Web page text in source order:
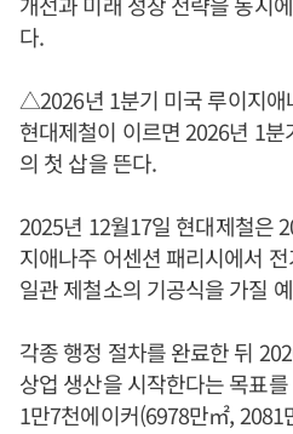
다.
△2026년 1분기 미국 루이지애
현대제철이 이르면 2026년 1
의 첫 삽을 뜬다.
2025년 12월17일 현대제철은
지애나주 어센션 패리시에서
일관 제철소의 기공식을 가질
각종 행정 절차를 완료한 뒤
상업 생산을 시작한다는 목표
1만7천에이커(6978만㎡, 2081